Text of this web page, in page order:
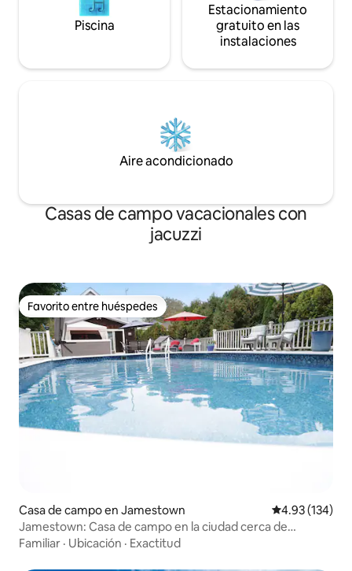
Piscina
Estacionamiento
gratuito en las
instalaciones
Aire acondicionado
Casas de campo vacacionales con
jacuzzi
Favorito entre huéspedes
Favorito entre huéspedes
Casa de campo en Jamestown Calificación
4.93 (134)
Jamestown: Casa de campo en la ciudad cerca de
Newport 2/9-5/9 ABIERTA
Familiar · Ubicación · Exactitud